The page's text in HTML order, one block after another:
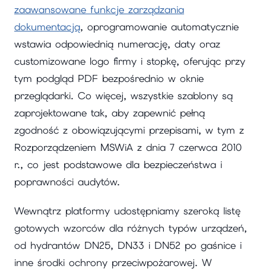
zaawansowane funkcje zarządzania
dokumentacją, oprogramowanie automatycznie
wstawia odpowiednią numerację, daty oraz
customizowane logo firmy i stopkę, oferując przy
tym podgląd PDF bezpośrednio w oknie
przeglądarki. Co więcej, wszystkie szablony są
zaprojektowane tak, aby zapewnić pełną
zgodność z obowiązującymi przepisami, w tym z
Rozporządzeniem MSWiA z dnia 7 czerwca 2010
r., co jest podstawowe dla bezpieczeństwa i
poprawności audytów.
Wewnątrz platformy udostępniamy szeroką listę
gotowych wzorców dla różnych typów urządzeń,
od hydrantów DN25, DN33 i DN52 po gaśnice i
inne środki ochrony przeciwpożarowej. W